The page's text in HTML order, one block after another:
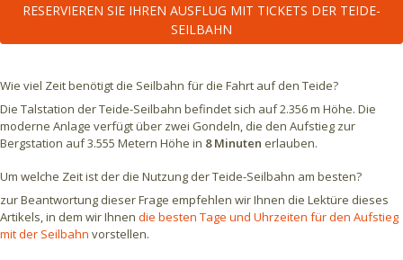
RESERVIEREN SIE IHREN AUSFLUG MIT TICKETS DER TEIDE-
SEILBAHN
Wie viel Zeit benötigt die Seilbahn für die Fahrt auf den Teide?
Die Talstation der Teide-Seilbahn befindet sich auf 2.356 m Höhe. Die
moderne Anlage verfügt über zwei Gondeln, die den Aufstieg zur
Bergstation auf 3.555 Metern Höhe in 8 Minuten erlauben.
Um welche Zeit ist der die Nutzung der Teide-Seilbahn am besten?
zur Beantwortung dieser Frage empfehlen wir Ihnen die Lektüre dieses
Artikels, in dem wir Ihnen die besten Tage und Uhrzeiten für den Aufstieg
mit der Seilbahn vorstellen.